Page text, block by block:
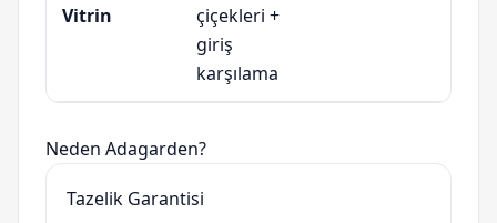
Vitrin
çiçekleri +
giriş
karşılama
Neden Adagarden?
Tazelik Garantisi